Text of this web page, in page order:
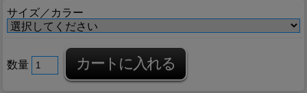
サイズ／カラー
数量